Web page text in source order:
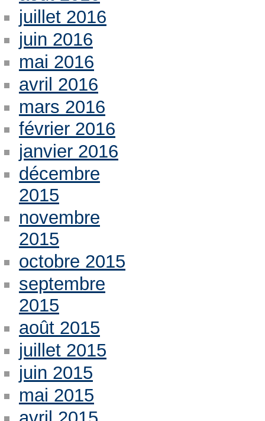
juillet 2016
juin 2016
mai 2016
avril 2016
mars 2016
février 2016
janvier 2016
décembre
2015
novembre
2015
octobre 2015
septembre
2015
août 2015
juillet 2015
juin 2015
mai 2015